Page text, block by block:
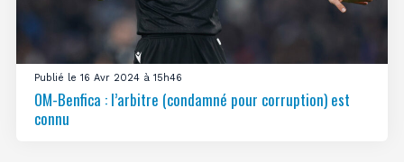
Publié le 16 Avr 2024 à 15h46
OM-Benfica : l’arbitre (condamné pour corruption) est
connu